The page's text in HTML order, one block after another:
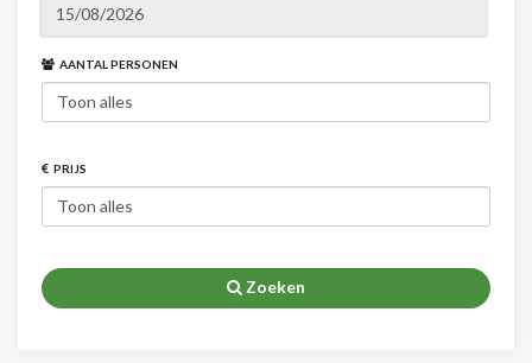
AANTAL PERSONEN
PRIJS
Zoeken